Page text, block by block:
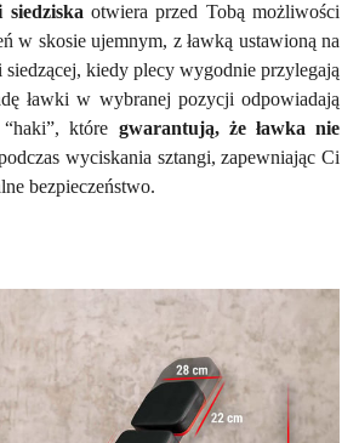
siedziska otwiera przed Tobą możliwości
w skosie ujemnym, z ławką ustawioną na
siedzącej, kiedy plecy wygodnie przylegają
ławki w wybranej pozycji odpowiadają
które gwarantują, że ławka nie
wyciskania sztangi, zapewniając Ci
bezpieczeństwo.